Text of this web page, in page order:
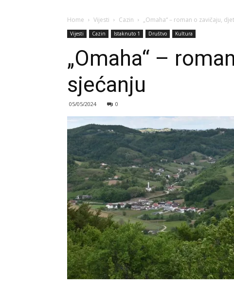
Home Vijesti Cazin „Omaha“ – roman o zavičaju,
Vijesti Cazin Istaknuto 1 Društvo Kultura
„Omaha“ –
sjećanju
05/05/2024 0